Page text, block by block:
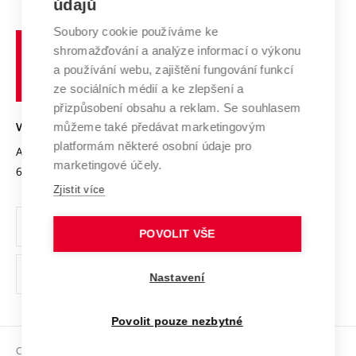
Systém zajišťování kvality výzkumu
Výzkumné infrastruktury
Transfer znalostí
Open Science
Projekty
Projekty ze strukturálních fondů
Specifický výzkum
Zahraniční spolupráce
Spolupráce se školami
Služby univerzity
Mezinárodní dohody
Univerzitní sítě
Profil univerzity
Udržitelná univerzita
Podnikavá univerzita / ContriBUTe
Bezpečná univerzita
Vyznamenání
Organizační struktura
Ochrana osobních údajů
odkaz)
Sociální bezpečí
učení
technické
VYSOKÉ UČENÍ TECHNICKÉ V BRNĚ
Antonínská 548/1
602 00 Brno
www.vut.cz
vut@vutbr.cz
Copyright © 2026 VUT
údajů
Soubory cookie používáme ke
shromažďování a analýze informací o výkonu
a používání webu, zajištění fungování funkcí
ze sociálních médií a ke zlepšení a
přizpůsobení obsahu a reklam. Se souhlasem
můžeme také předávat marketingovým
platformám některé osobní údaje pro
marketingové účely.
Zjistit více
POVOLIT VŠE
Nastavení
Povolit pouze nezbytné